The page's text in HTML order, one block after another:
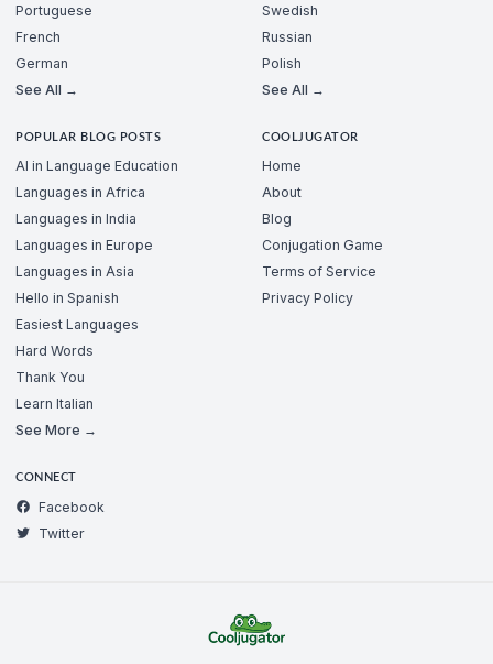
Portuguese
French
German
See All →
Swedish
Russian
Polish
See All →
POPULAR BLOG POSTS
AI in Language Education
Languages in Africa
Languages in India
Languages in Europe
Languages in Asia
Hello in Spanish
Easiest Languages
Hard Words
Thank You
Learn Italian
See More →
COOLJUGATOR
Home
About
Blog
Conjugation Game
Terms of Service
Privacy Policy
CONNECT
Facebook
Twitter